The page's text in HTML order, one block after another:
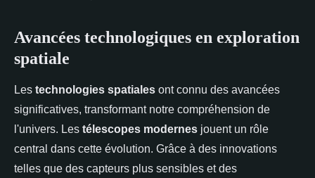
Avancées technologiques en exploration
spatiale
Les technologies spatiales ont connu des avancées
significatives, transformant notre compréhension de
l'univers. Les télescopes modernes jouent un rôle
central dans cette évolution. Grâce à des innovations
telles que des capteurs plus sensibles et des